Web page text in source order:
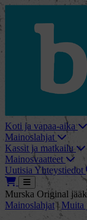
skip_to_content
bMore
Koti ja vapaa-aika
Mainoslahjat
Kassit ja matkailu
Mainosvaatteet
Uutisia Yhteystiedot
Tarjouskori
Avaa
Murska Original
Mainoslahjat | Muita